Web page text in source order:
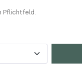
Pflichtfeld.